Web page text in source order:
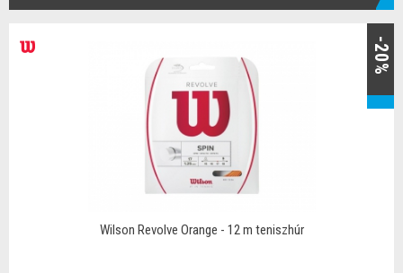
-20%
Wilson Revolve Orange - 12 m teniszhúr